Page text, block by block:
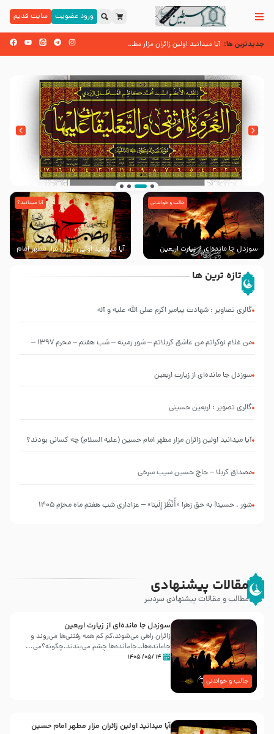
ورود عضویت سایت قدیم
جدیدترین ها: آیا میدانید اولین زائران مزار مطهر امام حسین (علیه السلام) چه کسانی بودن
اسنادی کهن دال بر شهرت زیارت اربعین نزد امامیه در قرن ۶ و ۷ هجری زائران اربعین حسینی
انتشار کتاب ” العروة الوثقى و التعليقات عليها”
با طرحی بسیار زیبا و شکیل
سوزدل جا مانده‌ای از زیارت اربعین
جالب و خواندنی
آیا میدانید اولین زائران مزار مطهر امام
حسین (علیه السلام) چه کسانی
آیا میدانید؟
تازه ترین ها
گالری تصاویر : شهادت پیامبر اکرم صلی الله علیه و آله
من غلام نوکراتم من عاشق کربلاتم – شور زمینه – شب هفتم – محرم 1397 –
سوزدل جا مانده‌ای از زیارت اربعین
گالری تصویر : اربعین حسینی
آیا میدانید اولین زائران مزار مطهر امام حسین (علیه السلام) چه کسانی بودند؟
مصداق کربلا – حاج حسین سیب سرخی
شور ، حسینا! به‌ حق زهرا «أُنْظُرْ إِلَینا» – عزاداری شب هفتم ماه محرّم 1405
مقالات پیشنهادی
مطالب و مقالات پیشنهادی سردبیر
جالب و خواندنی
سوزدل جا مانده‌ای از زیارت اربعین
زائران راهی می‌شوند،کم‌ کم همه رفتنی‌ها می‌روند و
جامانده‌ها…جامانده‌ها چشم می‌بندند.چگونه؟می‌...
۱۴ /۰۵/ ۱۴۰۵
آیا میدانید اولین زائران مزار مطهر امام حسین